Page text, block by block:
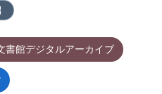
書館デジタルアーカイブ